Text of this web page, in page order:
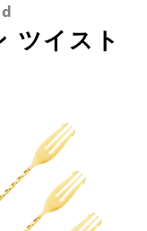
ツイスト